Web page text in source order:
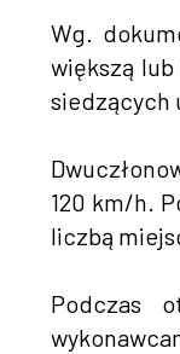
Wg.
większą
siedzących
120 km/h.
liczbą
Podczas